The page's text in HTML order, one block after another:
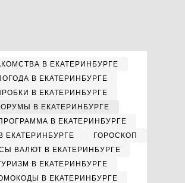
В ЕКАТЕРИНБУРГЕ
В ЕКАТЕРИНБУРГЕ
В ЕКАТЕРИНБУРГЕ
В ЕКАТЕРИНБУРГЕ
В ЕКАТЕРИНБУРГЕ
ЕКАТЕРИНБУРГЕ
ГОРОСКОП
ВАЛЮТ В ЕКАТЕРИНБУРГЕ
В ЕКАТЕРИНБУРГЕ
В ЕКАТЕРИНБУРГЕ